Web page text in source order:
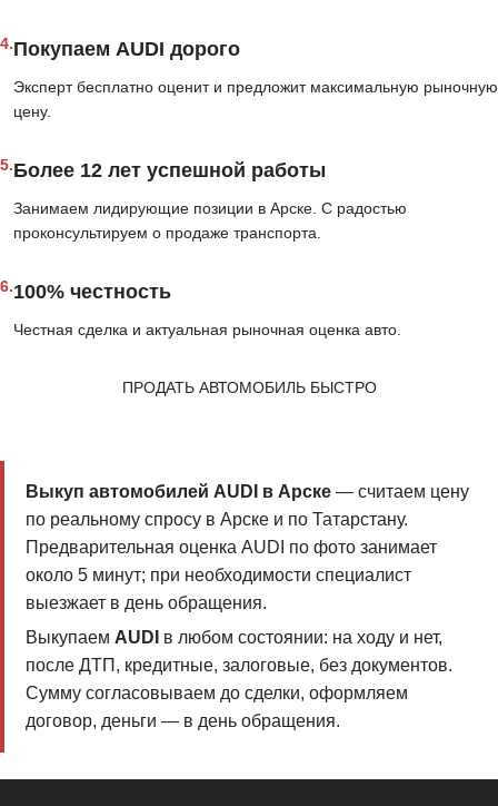
4.Покупаем AUDI дорого
Эксперт бесплатно оценит и предложит максимальную рыночную
цену.
5.Более 12 лет успешной работы
Занимаем лидирующие позиции в Арске. С радостью
проконсультируем о продаже транспорта.
6.100% честность
Честная сделка и актуальная рыночная оценка авто.
ПРОДАТЬ АВТОМОБИЛЬ БЫСТРО
Выкуп автомобилей AUDI в Арске— считаем цену
по реальному спросу в Арске и по Татарстану.
Предварительная оценка AUDI по фото занимает
около 5 минут; при необходимости специалист
выезжает в день обращения.
Выкупаем AUDI в любом состоянии: на ходу и нет,
после ДТП, кредитные, залоговые, без документов.
Сумму согласовываем до сделки, оформляем
договор, деньги — в день обращения.